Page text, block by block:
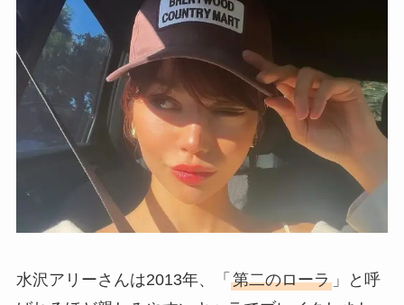
水沢アリーさんは2013年、「 第二のローラ」と呼